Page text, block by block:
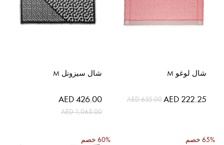
شال لوغو M
السعر
AED 222.25
AED 635.00
شال سيزونل M
السعر
AED 426.00
AED 1,065.00
65% خصم 60% خصم